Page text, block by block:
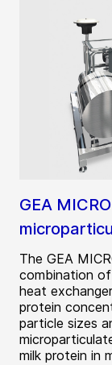
GEA
The GEA
combination
heat
protein
particle sizes
milk protein in